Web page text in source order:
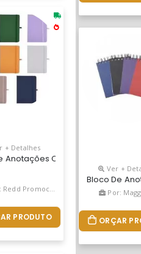
Auto-Colantes Com
+ Detalhes
Anotações Com Pautas
Promocional
PRODUTO
Ver +
Bloco De
Por:
ORÇAR